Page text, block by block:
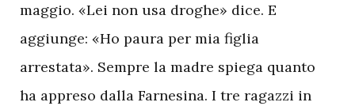
maggio. «Lei non usa droghe» dice. E
aggiunge: «Ho paura per mia figlia
arrestata». Sempre la madre spiega quanto
ha appreso dalla Farnesina. I tre ragazzi in